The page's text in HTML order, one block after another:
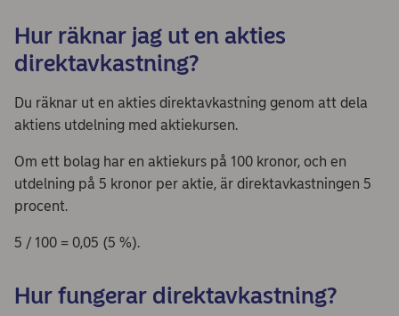
Hur räknar jag ut en akties
direktavkastning?
Du räknar ut en akties direktavkastning genom att dela
aktiens utdelning med aktiekursen.
Om ett bolag har en aktiekurs på 100 kronor, och en
utdelning på 5 kronor per aktie, är direktavkastningen 5
procent.
5 / 100 = 0,05 (5 %).
Hur fungerar direktavkastning?